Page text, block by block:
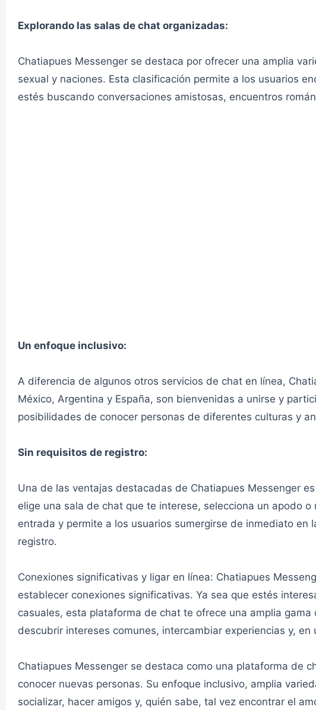
Chat General 2✔
CHAT GENERAL
Chat Amor 2✔
Chat Amistad 1✔
CHAT AMISTAD
Chat Amistad 2✔
CHAT ELLOS
Explorando las salas de chat organizadas:
Chatiapues Messenger se destaca por ofrecer una amplia
sexual y naciones. Esta clasificación permite a los usuarios
estés buscando conversaciones amistosas, encuentros
Un enfoque inclusivo:
A diferencia de algunos otros servicios de chat en línea,
México, Argentina y España, son bienvenidas a unirse y
posibilidades de conocer personas de diferentes culturas y
Sin requisitos de registro:
Una de las ventajas destacadas de Chatiapues Messenger
elige una sala de chat que te interese, selecciona un apodo
entrada y permite a los usuarios sumergirse de inmediato
registro.
Conexiones significativas y ligar en línea: Chatiapues
establecer conexiones significativas. Ya sea que estés
casuales, esta plataforma de chat te ofrece una amplia
descubrir intereses comunes, intercambiar experiencias y,
Chatiapues Messenger se destaca como una plataforma de
conocer nuevas personas. Su enfoque inclusivo, amplia
socializar, hacer amigos y, quién sabe, tal vez encontrar el